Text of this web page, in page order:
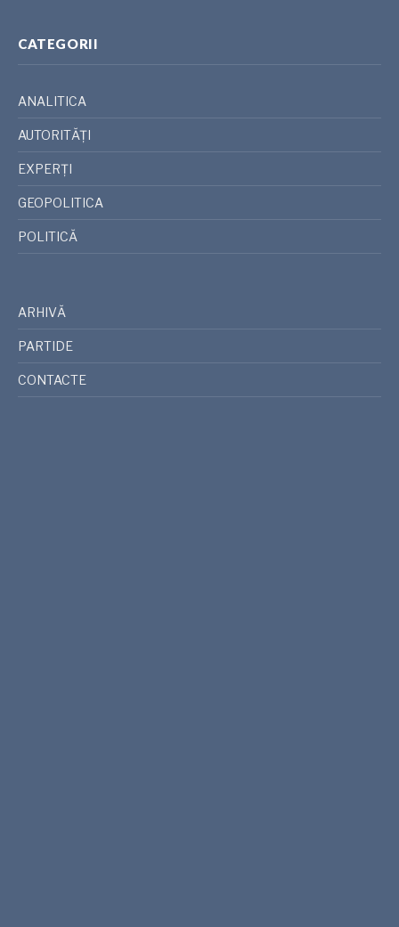
CATEGORII
ANALITICA
AUTORITĂȚI
EXPERȚI
GEOPOLITICA
POLITICĂ
ARHIVĂ
PARTIDE
CONTACTE